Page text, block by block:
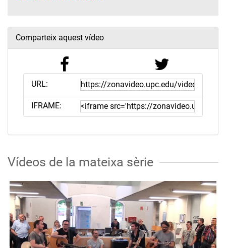
Comparteix aquest vídeo
URL:
IFRAME:
Vídeos de la mateixa sèrie